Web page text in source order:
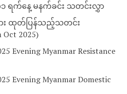
ရက်နေ့ မနက်ခင်း သတင်းလွှာ
ျား ထုတ်ပြန်သည့်သတင်း
2025)
Evening Myanmar Resistance
Evening Myanmar Domestic